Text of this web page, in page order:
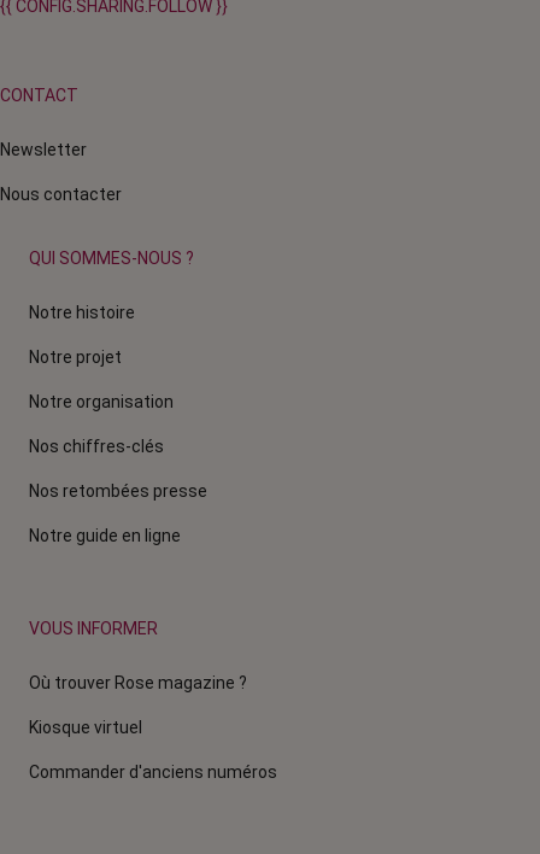
{{ CONFIG.SHARING.FOLLOW }}
CONTACT
Newsletter
Nous contacter
QUI SOMMES-NOUS ?
Notre histoire
Notre projet
Notre organisation
Nos chiffres-clés
Nos retombées presse
Notre guide en ligne
VOUS INFORMER
Où trouver Rose magazine ?
Kiosque virtuel
Commander d'anciens numéros